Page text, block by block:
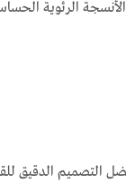
الرئوية
التصميم الدقيق